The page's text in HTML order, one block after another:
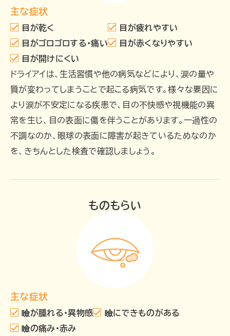
主な症状
目が乾く
目がゴロゴロする・痛い
目が疲れやすい
目が赤くなりやすい
目が開けにくい
ドライアイは、生活習慣や他の病気などにより、涙の量や
質が変わってしまうことで起こる病気です。様々な要因に
より涙が不安定になる疾患で、目の不快感や視機能の異
常を生じ、目の表面に傷を伴うことがあります。一過性の
不調なのか、眼球の表面に障害が起きているためなのか
を、きちんとした検査で確認しましょう。
ものもらい
主な症状
瞼が腫れる・異物感
瞼の痛み・赤み
瞼にできものがある